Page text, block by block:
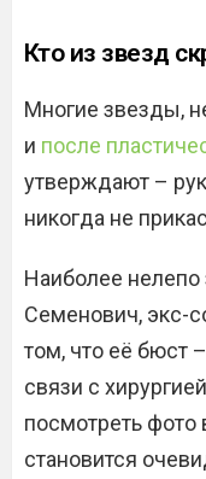
Кто из звезд
Многие звезды,
и после
утверждают –
никогда не
Наиболее нелепо
Семенович, экс-
том, что её бюст
связи с
посмотреть фото
становится